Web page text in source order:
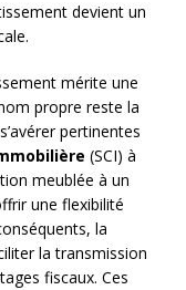
devient un
mérite une
propre reste la
pertinentes
(SCI) à
meublée à un
une flexibilité
la
la transmission
fiscaux. Ces